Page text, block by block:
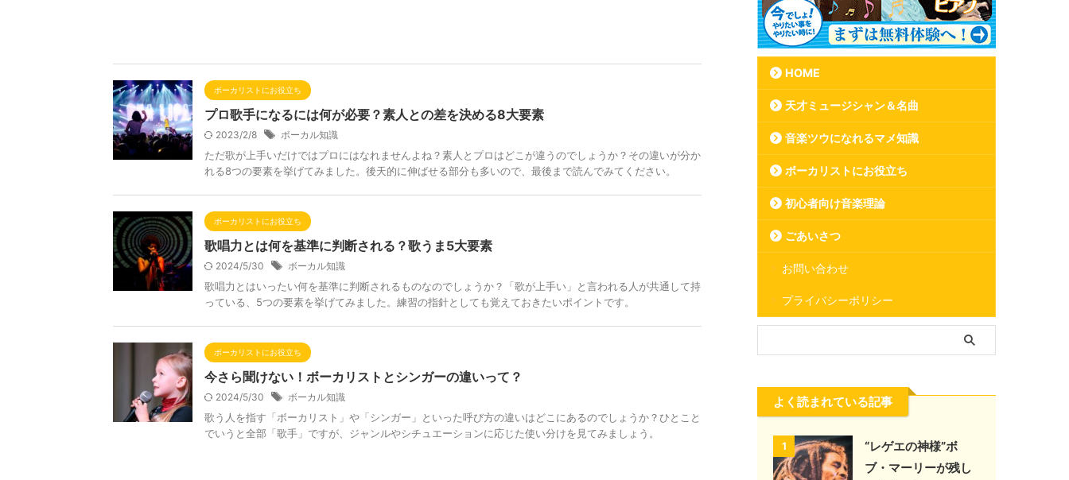
ボーカリストにお役立ち
プロ歌手になるには何が必要？素人との差を決める8大要素
2023/2/8 ボーカル知識
ただ歌が上手いだけではプロにはなれませんよね？素人とプロはどこが違うのでしょうか？その違いが分か
れる8つの要素を挙げてみました。後天的に伸ばせる部分も多いので、最後まで読んでみてください。
ボーカリストにお役立ち
歌唱力とは何を基準に判断される？歌うま5大要素
2024/5/30 ボーカル知識
歌唱力とはいったい何を基準に判断されるものなのでしょうか？「歌が上手い」と言われる人が共通して持
っている、5つの要素を挙げてみました。練習の指針としても覚えておきたいポイントです。
ボーカリストにお役立ち
今さら聞けない！ボーカリストとシンガーの違いって？
2024/5/30 ボーカル知識
歌う人を指す「ボーカリスト」や「シンガー」といった呼び方の違いはどこにあるのでしょうか？ひとこと
でいうと全部「歌手」ですが、ジャンルやシチュエーションに応じた使い分けを見てみましょう。
HOME
天才ミュージシャン＆名曲
音楽ツウになれるマメ知識
ボーカリストにお役立ち
初心者向け音楽理論
ごあいさつ
お問い合わせ
プライバシーポリシー
よく読まれている記事
1
“レゲエの神様”ボ
ブ・マーリーが残し